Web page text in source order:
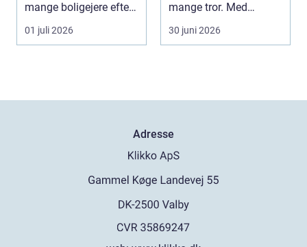
mange boligejere efter
en maler R...
01 juli 2026
mange tror. Med
professionel
30 juni 2026
Adresse